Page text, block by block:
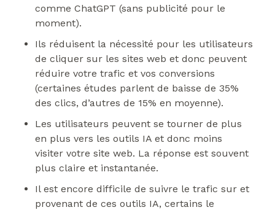
comme ChatGPT (sans publicité pour le
moment).
Ils réduisent la nécessité pour les utilisateurs
de cliquer sur les sites web et donc peuvent
réduire votre trafic et vos conversions
(certaines études parlent de baisse de 35%
des clics, d’autres de 15% en moyenne).
Les utilisateurs peuvent se tourner de plus
en plus vers les outils IA et donc moins
visiter votre site web. La réponse est souvent
plus claire et instantanée.
Il est encore difficile de suivre le trafic sur et
provenant de ces outils IA, certains le